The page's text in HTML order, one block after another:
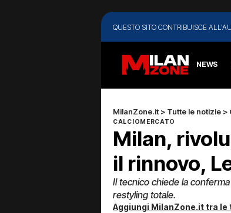
QUESTO SITO CONTRIBUISCE
NEWS
MilanZone.it > Tutte le notizie >
CALCIOMERCATO
Milan,
il rinnovo,
Il tecnico chiede la
restyling totale.
Aggiungi MilanZone.it tra